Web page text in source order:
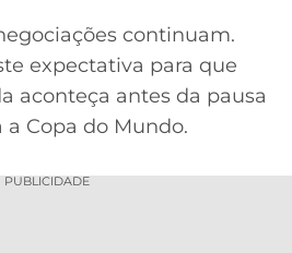
continuam.
expectativa para que
aconteça antes da pausa
Copa do Mundo.
PUBLICIDADE